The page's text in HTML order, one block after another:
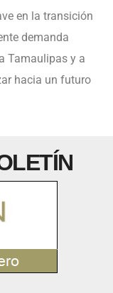
en la transición
demanda
Tamaulipas y a
hacia un futuro